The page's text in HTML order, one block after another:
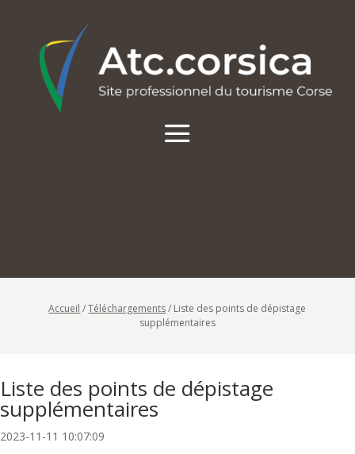
Accueil /Téléchargements/ Liste des points de dépistage
supplémentaires
Liste des points de dépistage
supplémentaires
2023-11-11 10:07:09